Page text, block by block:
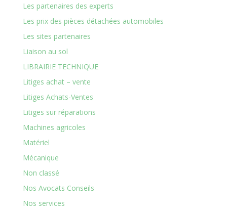
Les partenaires des experts
Les prix des pièces détachées automobiles
Les sites partenaires
Liaison au sol
LIBRAIRIE TECHNIQUE
Litiges achat – vente
Litiges Achats-Ventes
Litiges sur réparations
Machines agricoles
Matériel
Mécanique
Non classé
Nos Avocats Conseils
Nos services